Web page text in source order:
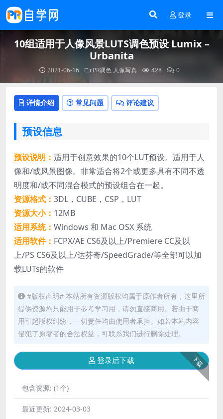
登录
10组适用于人像风景LUTS调色预设 Lumix –
Urbanita
2021-06-16 PR调色 人像写真 428 0
详情介绍 常见问题 评论建议
预设信息
预设说明： 适用于创意效果的10个LUT预设。适用于人
像和/或风景图像。非常适合将2个或更多具有不同不透
明度和/或不同混合模式的预设组合在一起。
资源格式： 3DL，CUBE，CSP，LUT
资源大小： 12MB
适用系统： Windows 和 Mac OSX 系统
适用软件： FCPX/AE CS6及以上/Premiere CC及以
上/PS CS6及以上/达芬奇/SpeedGrade/等全部可以加
载LUTs的软件
#版权声明# 本站所有资源版权均属于原作者所有，这里所
提供资源均只能用于参考学习用，请勿直接商用。若由于商
用引起版权纠纷，一切责任均由使用者承担。如若本站内容
侵犯了原著者的合法权益，可联系我们进行删除处理。
下载
登录后下载
包含资源: (1个)
最近更新: 2024-03-03